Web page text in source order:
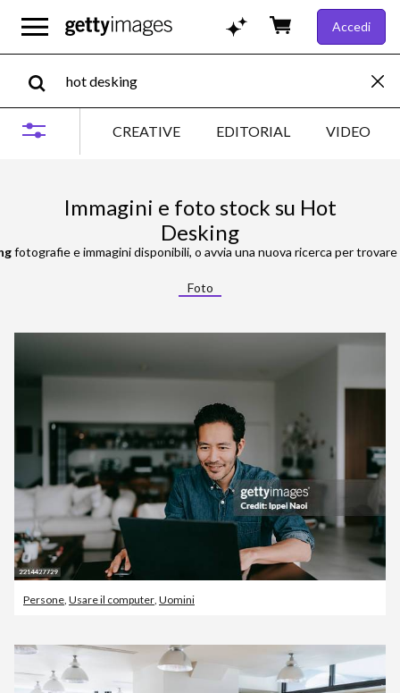
Accedi
CREATIVE EDITORIAL VIDEO
Immagini e foto stock su Hot
Desking
fotografie e immagini disponibili, o avvia una nuova ricerca per
Foto
Persone, Usare il computer, Uomini